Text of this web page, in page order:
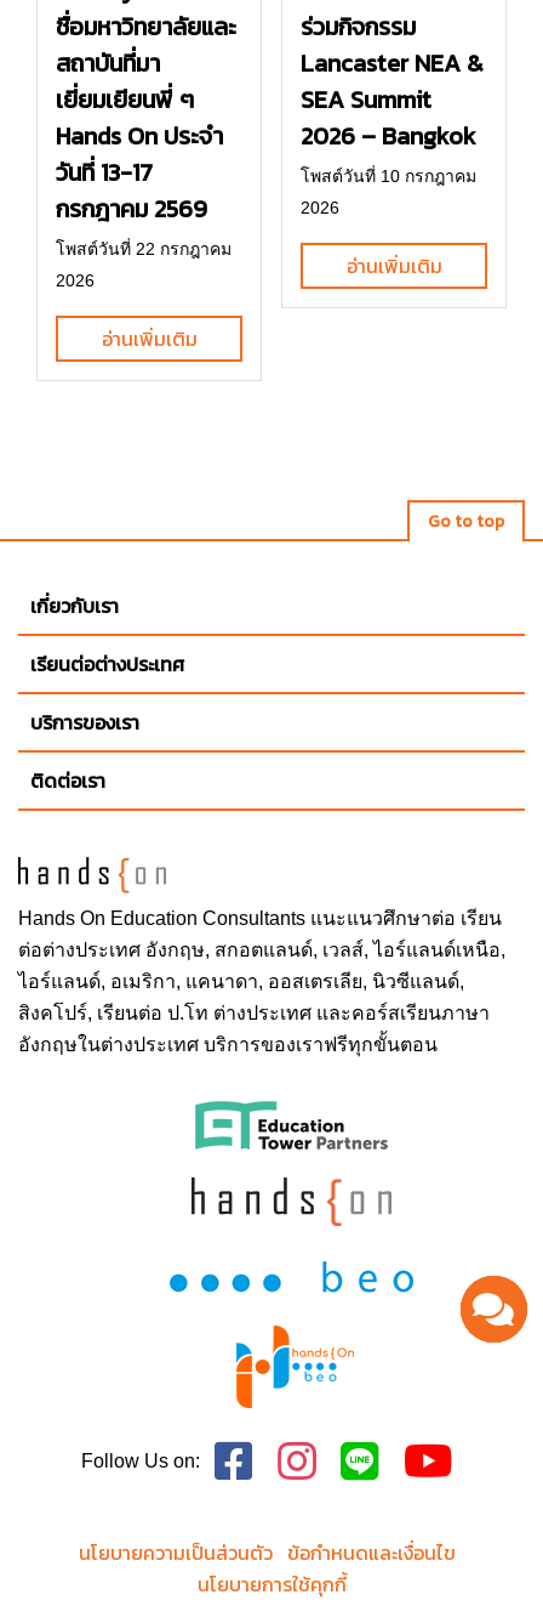
ชื่อมหาวิทยาลัยและ
สถาบันที่มา
เยี่ยมเยียนพี่ ๆ
Hands On ประจำ
วันที่ 13-17
กรกฎาคม 2569
โพสต์วันที่ 22 กรกฎาคม
2026
อ่านเพิ่มเติม
ร่วมกิจกรรม
Lancaster NEA &
SEA Summit
2026 – Bangkok
โพสต์วันที่ 10 กรกฎาคม
2026
อ่านเพิ่มเติม
Go to top
Hands On Education Consultants แนะแนวศึกษาต่อ เรียน
ต่อต่างประเทศ อังกฤษ, สกอตแลนด์, เวลส์, ไอร์แลนด์เหนือ,
ไอร์แลนด์, อเมริกา, แคนาดา, ออสเตรเลีย, นิวซีแลนด์,
สิงคโปร์, เรียนต่อ ป.โท ต่างประเทศ และคอร์สเรียนภาษา
อังกฤษในต่างประเทศ บริการของเราฟรีทุกขั้นตอน
เกี่ยวกับเรา
เรียนต่อต่างประเทศ
บริการของเรา
ติดต่อเรา
Follow Us on:
นโยบายความเป็นส่วนตัว ข้อกำหนดและเงื่อนไข
นโยบายการใช้คุกกี้